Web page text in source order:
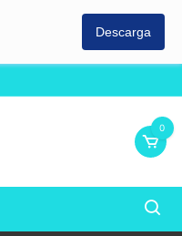
Descarga
0